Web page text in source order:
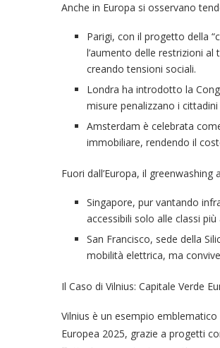
Anche in Europa si osservano
Parigi, con il progetto della
l’aumento delle restrizioni
creando tensioni sociali.
Londra ha introdotto la
misure penalizzano i
Amsterdam è celebrata
immobiliare, rendendo il
Fuori dall’Europa, il
Singapore, pur vantando
accessibili solo alle classi più
San Francisco, sede della
mobilità elettrica, ma
Il Caso di Vilnius: Capitale Verde
Vilnius è un esempio
Europea 2025, grazie a progetti